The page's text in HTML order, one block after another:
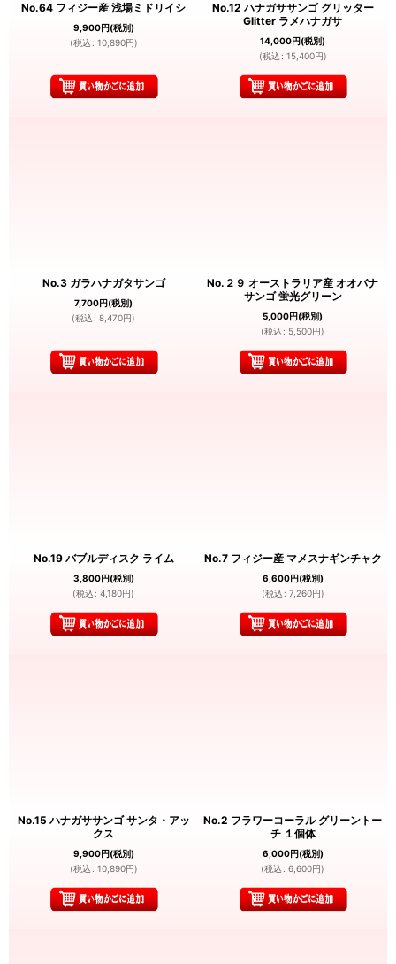
No.64 フィジー産 浅場ミドリイシ
9,900円(税別)
(税込 : 10,890円)
No.12 ハナガササンゴ グリッター
Glitter ラメハナガサ
14,000円(税別)
(税込 : 15,400円)
No.3 ガラハナガタサンゴ
7,700円(税別)
(税込 : 8,470円)
No.２９ オーストラリア産 オオバナ
サンゴ 蛍光グリーン
5,000円(税別)
(税込 : 5,500円)
No.19 バブルディスク ライム
3,800円(税別)
(税込 : 4,180円)
No.7 フィジー産 マメスナギンチャク
6,600円(税別)
(税込 : 7,260円)
No.15 ハナガササンゴ サンタ・アッ
クス
9,900円(税別)
(税込 : 10,890円)
No.2 フラワーコーラル グリーントー
チ １個体
6,000円(税別)
(税込 : 6,600円)